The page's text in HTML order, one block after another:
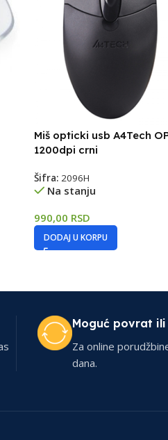
Miš opticki usb A4Tech
1200dpi crni
Šifra: 2096H
Na stanju
990,00 RSD
DODAJ U KORPU
Moguć povrat
Za online
dana.